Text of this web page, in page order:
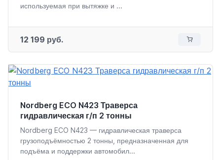
используемая при вытяжке и ...
12 199 руб.
Nordberg ECO N423 Траверса
гидравлическая г/п 2 тонны
Nordberg ECO N423 — гидравлическая траверса
грузоподъёмностью 2 тонны, предназначенная для
подъёма и поддержки автомобил...